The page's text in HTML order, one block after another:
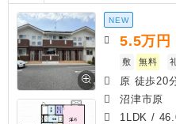
NEW
5.5万円
敷
無料
原 徒歩20
沼津市原
1LDK /